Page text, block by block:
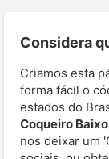
Considera
Criamos esta
forma fácil o
estados do
Coqueiro Baixo
nos deixar um